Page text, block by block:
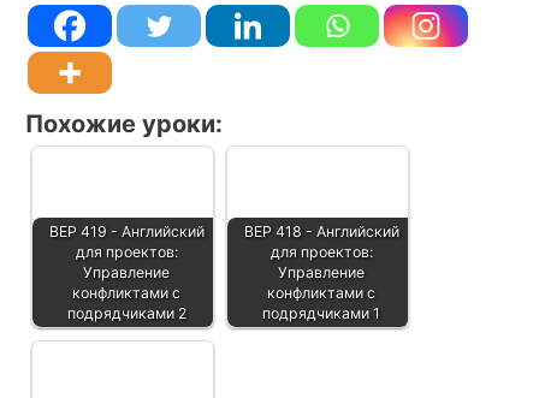
Похожие уроки:
BEP 419 - Английский
для проектов:
Управление
конфликтами с
подрядчиками 2
BEP 418 - Английский
для проектов:
Управление
конфликтами с
подрядчиками 1